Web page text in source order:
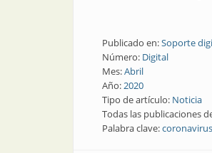
Publicado en:Soporte
Número: Digital
Mes:Abril
Año:2020
Tipo de artículo: Noticia
Todas las publicaciones
Palabra clave:coronavirus